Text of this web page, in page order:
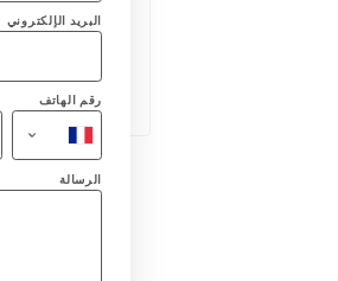
البريد الإلكتروني
رقم الهاتف
الرسالة